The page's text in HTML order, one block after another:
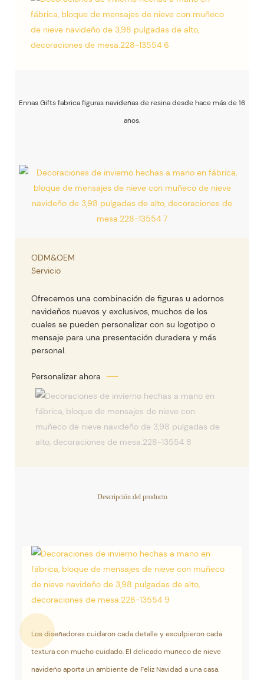
Ennas Gifts fabrica figuras navideñas de resina desde hace más de 16
años.
ODM&OEM
Servicio
Ofrecemos una combinación de figuras u adornos
navideños nuevos y exclusivos, muchos de los
cuales se pueden personalizar con su logotipo o
mensaje para una presentación duradera y más
personal.
Descripción del producto
Los diseñadores cuidaron cada detalle y esculpieron cada
textura con mucho cuidado. El delicado muñeco de nieve
navideño aporta un ambiente de Feliz Navidad a una casa.